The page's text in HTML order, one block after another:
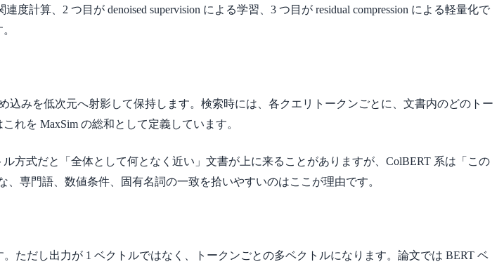
計算、2 つ目が denoised supervision による学習、3 つ目が residual compression による軽量化で
みを低次元へ射影して保持します。検索時には、各クエリトークンごとに、文書内のどのトー
れを MaxSim の総和として定義しています。
方式だと「全体として何となく近い」文書が上に来ることがありますが、ColBERT 系は「この
専門語、数値条件、固有名詞の一致を拾いやすいのはここが理由です。
。ただし出力が 1 ベクトルではなく、トークンごとの多ベクトルになります。論文では BERT ベ